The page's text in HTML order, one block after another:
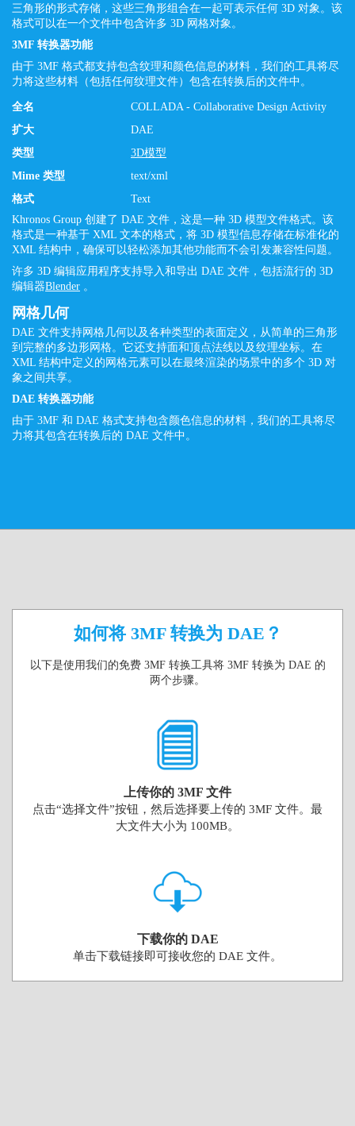
三角形的形式存储，这些三角形组合在一起可表示任何 3D 对象。该
格式可以在一个文件中包含许多 3D 网格对象。
3MF 转换器功能
由于 3MF 格式都支持包含纹理和颜色信息的材料，我们的工具将尽
力将这些材料（包括任何纹理文件）包含在转换后的文件中。
全名
COLLADA - Collaborative Design Activity
扩大
DAE
类型
3D模型
Mime 类型
text/xml
格式
Text
Khronos Group 创建了 DAE 文件，这是一种 3D 模型文件格式。该
格式是一种基于 XML 文本的格式，将 3D 模型信息存储在标准化的
XML 结构中，确保可以轻松添加其他功能而不会引发兼容性问题。
许多 3D 编辑应用程序支持导入和导出 DAE 文件，包括流行的 3D
编辑器Blender 。
网格几何
DAE 文件支持网格几何以及各种类型的表面定义，从简单的三角形
到完整的多边形网格。它还支持面和顶点法线以及纹理坐标。在
XML 结构中定义的网格元素可以在最终渲染的场景中的多个 3D 对
象之间共享。
DAE 转换器功能
由于 3MF 和 DAE 格式支持包含颜色信息的材料，我们的工具将尽
力将其包含在转换后的 DAE 文件中。
如何将 3MF 转换为 DAE？
以下是使用我们的免费 3MF 转换工具将 3MF 转换为 DAE 的
两个步骤。
上传你的 3MF 文件
点击“选择文件”按钮，然后选择要上传的 3MF 文件。最
大文件大小为 100MB。
下载你的 DAE
单击下载链接即可接收您的 DAE 文件。